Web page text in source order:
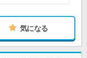
気になる